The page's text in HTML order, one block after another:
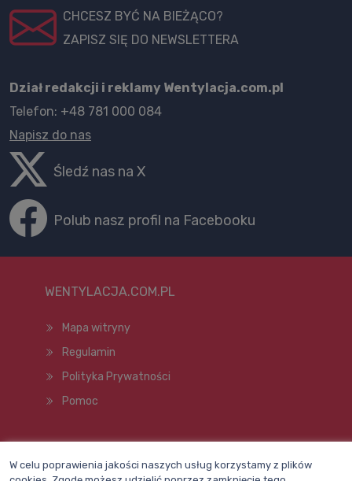
CHCESZ BYĆ NA BIEŻĄCO?
ZAPISZ SIĘ DO NEWSLETTERA
Dział redakcji i reklamy Wentylacja.com.pl
Telefon: +48 781 000 084
Napisz do nas
Śledź nas na X
Polub nasz profil na Facebooku
WENTYLACJA.COM.PL
Mapa witryny
Regulamin
Polityka Prywatności
Pomoc
W celu poprawienia jakości naszych usług korzystamy z plików